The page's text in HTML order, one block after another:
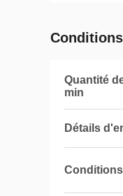
Quantité
min
Détails